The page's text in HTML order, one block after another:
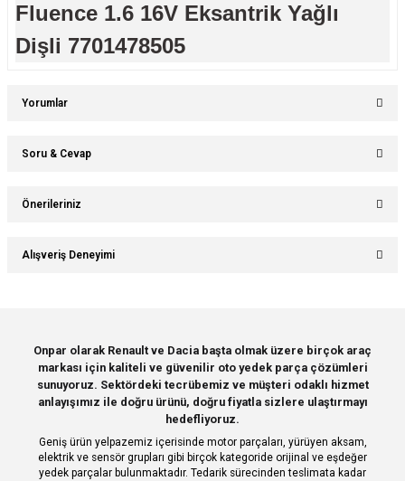
Fluence 1.6 16V Eksantrik Yağlı
Dişli 7701478505
Yorumlar
Soru & Cevap
Önerileriniz
Bu ürünün fiyat bilgisi, resim, ürün açıklamalarında ve diğer konularda
yetersiz gördüğünüz noktaları öneri formunu kullanarak tarafımıza
Ürün resmi kalitesiz, bozuk veya görüntülenemiyor.
Ürün açıklamasında eksik bilgiler bulunuyor.
Ürün bilgilerinde hatalar bulunuyor.
Ürün fiyatı diğer sitelerden daha pahalı.
Bu ürüne benzer farklı alternatifler olmalı.
Alışveriş Deneyimi
Deneyimini Paylaş
Onpar olarak Renault ve Dacia başta olmak üzere birçok araç
markası için kaliteli ve güvenilir oto yedek parça çözümleri
sunuyoruz. Sektördeki tecrübemiz ve müşteri odaklı hizmet
anlayışımız ile doğru ürünü, doğru fiyatla sizlere ulaştırmayı
hedefliyoruz.
Geniş ürün yelpazemiz içerisinde motor parçaları, yürüyen aksam,
elektrik ve sensör grupları gibi birçok kategoride orijinal ve eşdeğer
yedek parçalar bulunmaktadır. Tedarik sürecinden teslimata kadar